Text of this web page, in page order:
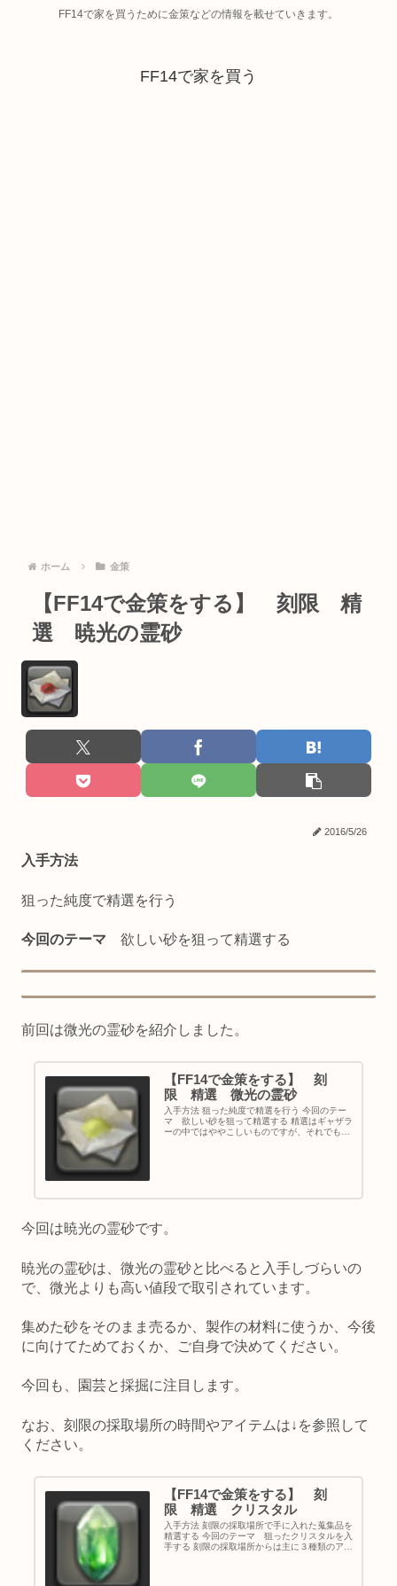
FF14で家を買うために金策などの情報を載せていきます。
FF14で家を買う
ホーム 金策
【FF14で金策をする】 刻限 精
選 暁光の霊砂
2016/5/26
入手方法
狙った純度で精選を行う
今回のテーマ 欲しい砂を狙って精選する
前回は微光の霊砂を紹介しました。
【FF14で金策をする】 刻
限 精選 微光の霊砂
入手方法 狙った純度で精選を行う 今回のテー
マ 欲しい砂を狙って精選する 精選はギャザラ
ーの中ではややこしいものですが、それでもス
今回は暁光の霊砂です。
暁光の霊砂は、微光の霊砂と比べると入手しづらいの
で、微光よりも高い値段で取引されています。
集めた砂をそのまま売るか、製作の材料に使うか、今後
に向けてためておくか、ご自身で決めてください。
今回も、園芸と採掘に注目します。
なお、刻限の採取場所の時間やアイテムは↓を参照して
ください。
【FF14で金策をする】 刻
限 精選 クリスタル
入手方法 刻限の採取場所で手に入れた蒐集品を
精選する 今回のテーマ 狙ったクリスタルを入
手する 刻限の採取場所からは主に３種類のアイ